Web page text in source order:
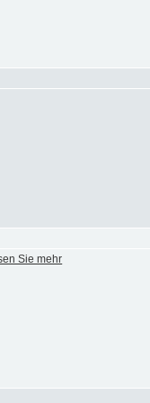
Sie mehr